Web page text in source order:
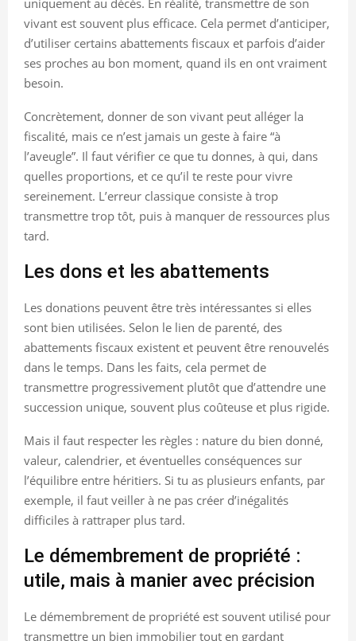
vivant est souvent plus efficace. Cela permet d’anticiper,
d’utiliser certains abattements fiscaux et parfois d’aider
ses proches au bon moment, quand ils en ont vraiment
besoin.
Concrètement, donner de son vivant peut alléger la
fiscalité, mais ce n’est jamais un geste à faire “à
l’aveugle”. Il faut vérifier ce que tu donnes, à qui, dans
quelles proportions, et ce qu’il te reste pour vivre
sereinement. L’erreur classique consiste à trop
transmettre trop tôt, puis à manquer de ressources plus
tard.
Les dons et les abattements
Les donations peuvent être très intéressantes si elles
sont bien utilisées. Selon le lien de parenté, des
abattements fiscaux existent et peuvent être renouvelés
dans le temps. Dans les faits, cela permet de
transmettre progressivement plutôt que d’attendre une
succession unique, souvent plus coûteuse et plus rigide.
Mais il faut respecter les règles : nature du bien donné,
valeur, calendrier, et éventuelles conséquences sur
l’équilibre entre héritiers. Si tu as plusieurs enfants, par
exemple, il faut veiller à ne pas créer d’inégalités
difficiles à rattraper plus tard.
Le démembrement de propriété :
utile, mais à manier avec précision
Le démembrement de propriété est souvent utilisé pour
transmettre un bien immobilier tout en gardant